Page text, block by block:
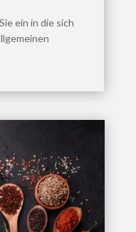
ein in die sich